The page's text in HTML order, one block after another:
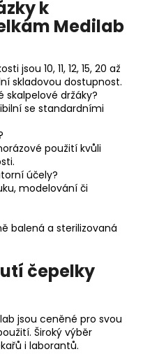
k
Medilab
jsou 10, 11, 12, 15, 20 až
skladovou dostupnost.
skalpelové držáky?
se standardními
použití kvůli
účely?
modelování či
balená a sterilizovaná
čepelky
jsou ceněné pro svou
Široký výběr
i laborantů.